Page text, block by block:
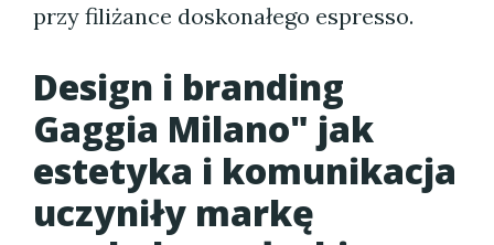
przy filiżance doskonałego espresso.
Design i branding
Gaggia Milano" jak
estetyka i komunikacja
uczyniły markę